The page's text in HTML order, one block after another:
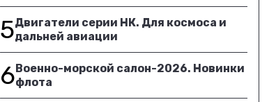
5Двигатели серии НК. Для космоса и
дальней авиации
6Военно-морской салон-2026. Новинки
флота